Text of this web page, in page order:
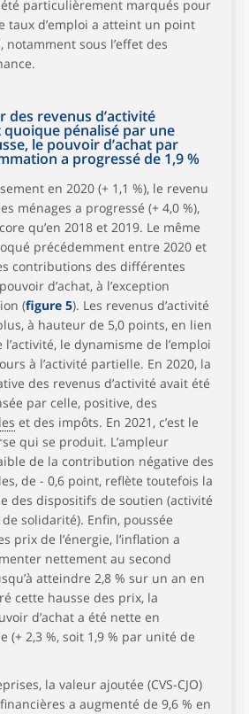
particulièrement marqués pour
taux d’emploi a atteint un point
notamment sous l’effet des
des revenus d’activité
pénalisé par une
le pouvoir d’achat par
a progressé de 1,9 %
en 2020 (+ 1,1 %), le revenu
ménages a progressé (+ 4,0 %),
qu’en 2018 et 2019. Le même
précédemment entre 2020 et
contributions des différentes
d’achat, à l’exception
(figure 5). Les revenus d’activité
à hauteur de 5,0 points, en lien
le dynamisme de l’emploi
à l’activité partielle. En 2020, la
des revenus d’activité avait été
par celle, positive, des
et des impôts. En 2021, c’est le
qui se produit. L’ampleur
de la contribution négative des
de - 0,6 point, reflète toutefois la
des dispositifs de soutien (activité
solidarité). Enfin, poussée
prix de l’énergie, l’inflation a
nettement au second
atteindre 2,8 % sur un an en
cette hausse des prix, la
d’achat a été nette en
(+ 2,3 %, soit 1,9 % par unité de
la valeur ajoutée (CVS-CJO)
a augmenté de 9,6 % en